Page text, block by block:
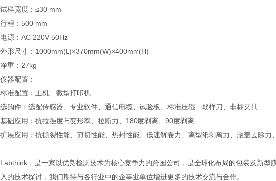
试样宽度：≤30 mm
行程：500 mm
电源：AC 220V 50Hz
外形尺寸：1000mm(L)×370mm(W)×400mm(H)
净重：27kg
仪器配置：
标准配置：主机、微型打印机
选购件：选配传感器、专业软件、通信电缆、试验板、标准压辊、取样刀、非标夹具
基础应用：抗拉强度与变形率、拉断力、180度剥离、90度剥离
扩展应用：抗撕裂性能、剪切性能、热封性能、低速解卷力、离型纸剥离力、瓶盖去除力
Labthink，是一家以优良检测技术为核心竞争力的跨国公司，是全球化布局的包装及新型
入的技术探讨，我们期待与各行业中的企事业单位增进更多的技术交流与合作。